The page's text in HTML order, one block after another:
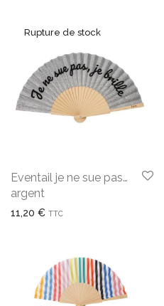
Eventail je ne sue pas…
argent
11,20 € TTC